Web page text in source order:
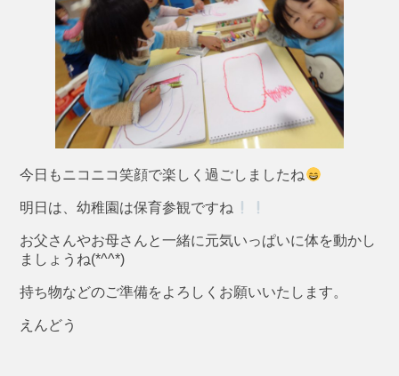
今日もニコニコ笑顔で楽しく過ごしましたね
明日は、幼稚園は保育参観ですね
お父さんやお母さんと一緒に元気いっぱいに体を動かし
ましょうね(*^^*)
持ち物などのご準備をよろしくお願いいたします。
えんどう